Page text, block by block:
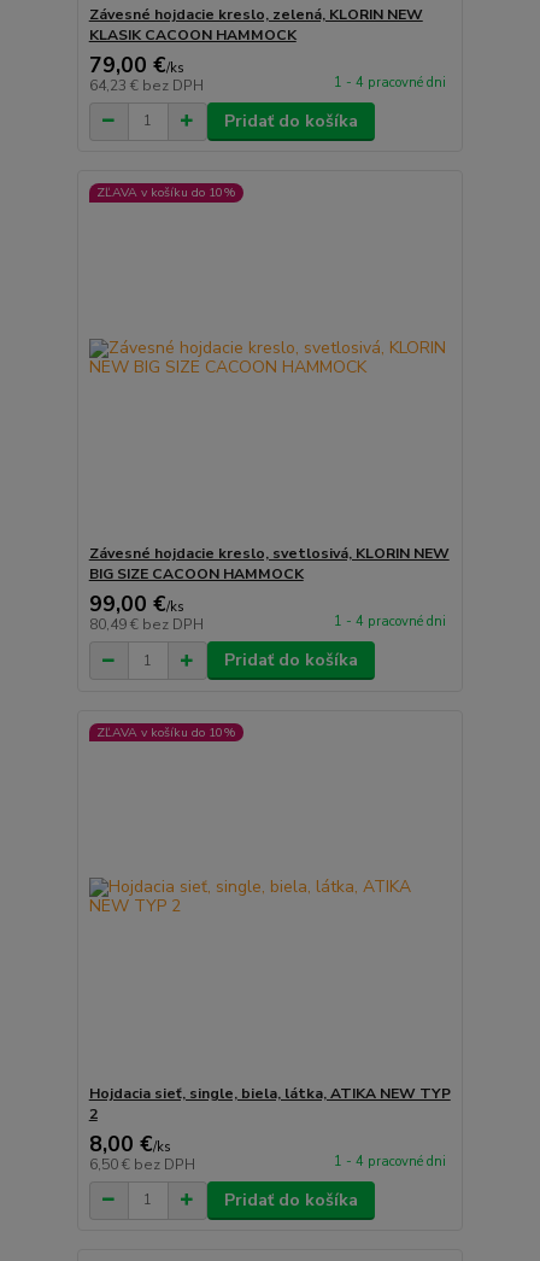
Závesné hojdacie kreslo, zelená, KLORIN NEW
KLASIK CACOON HAMMOCK
79,00 €/ks
64,23 € bez DPH 1 - 4 pracovné dni
Pridať do košíka
ZĽAVA v košíku do 10%
Závesné hojdacie kreslo, svetlosivá, KLORIN NEW
BIG SIZE CACOON HAMMOCK
99,00 €/ks
80,49 € bez DPH 1 - 4 pracovné dni
Pridať do košíka
ZĽAVA v košíku do 10%
Hojdacia sieť, single, biela, látka, ATIKA NEW TYP
2
8,00 €/ks
6,50 € bez DPH 1 - 4 pracovné dni
Pridať do košíka